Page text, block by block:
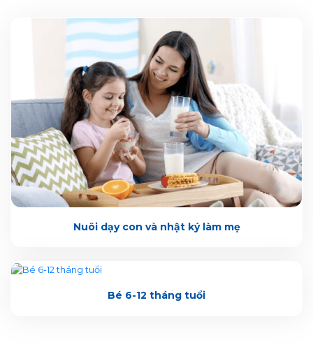
Nuôi dạy con và nhật ký làm mẹ
Bé 6-12 tháng tuổi